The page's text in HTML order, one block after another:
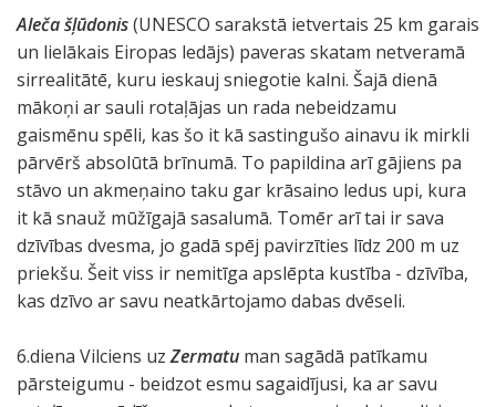
Aleča šļūdonis(UNESCO sarakstā ietvertais 25 km garais
un lielākais Eiropas ledājs) paveras skatam netveramā
sirrealitātē, kuru ieskauj sniegotie kalni. Šajā dienā
mākoņi ar sauli rotaļājas un rada nebeidzamu
gaismēnu spēli, kas šo it kā sastingušo ainavu ik mirkli
pārvērš absolūtā brīnumā. To papildina arī gājiens pa
stāvo un akmeņaino taku gar krāsaino ledus upi, kura
it kā snauž mūžīgajā sasalumā. Tomēr arī tai ir sava
dzīvības dvesma, jo gadā spēj pavirzīties līdz 200 m uz
priekšu. Šeit viss ir nemitīga apslēpta kustība - dzīvība,
kas dzīvo ar savu neatkārtojamo dabas dvēseli.
6.diena Vilciens uzZermatu man sagādā patīkamu
pārsteigumu - beidzot esmu sagaidījusi, ka ar savu